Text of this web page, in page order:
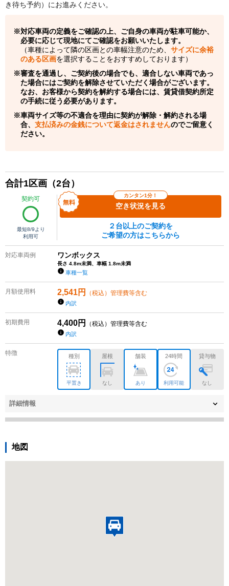
き待ち予約）にお進みください。
対応車両の定義をご確認の上、ご自身の車両が駐車可能か、
必要に応じて現地にてご確認をお願いいたします。
（車種によって隣の区画との車幅注意のため、 サイズに余裕
のある区画を選択することをおすすめしております）
審査を通過し、ご契約後の場合でも、適合しない車両であっ
た場合にはご契約を解除させていただく場合がございます。
なお、お客様から契約を解約する場合には、賃貸借契約所定
の手続に従う必要があります。
車両サイズ等の不適合を理由に契約が解除・解約される場
合、 支払済みの金銭について返金はされませんのでご留意く
ださい。
合計1区画（2台）
契約可
最短8/9 より
利用可
カンタン1分！
空き状況を見る
２台以上のご契約を
ご希望の方はこちらから
対応車両例 ワンボックス
長さ 4.8m未満、車幅 1.8m未満
車種一覧
月額使用料 2,541円 （税込）管理費等含む
内訳
初期費用 4,400円 （税込）管理費等含む
内訳
特徴 種別
平置き
屋根
なし
舗装
あり
24時間
利用可能
貸与物
なし
詳細情報
地図